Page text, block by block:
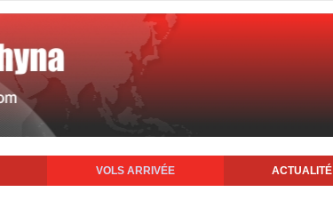
VOLS ARRIVÉE ACTUALITÉ